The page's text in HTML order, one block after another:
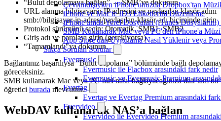
Çevrimdışıyken iPhone'unuzda Dropbox'tan
iPhone ve Mac'te ID3 Etiketlerini Düzenleme
iPhone'umda Yerel Dosyaları (iTunes Dosyalarını)
SMB Kullanarak Mac veya PC'den iPhone'a
App Store'dan Uygulama Nasıl Yüklenir veya
Sıkça Sorulan Sorular
Evermusic
Evermusic ile Flacbox arasındaki fark nedir
Evermusic ve Evermusic Premium
Evertag
Evertag ve Evertag Premium arasındaki
Evervideo
Evervideo ile Evervideo Premium
“Bulut depolamaya bağlan” → SMB’ye dokunun.
URL alanına bilgisayarın IP adresini ve paylaşılan klasör adını
smb://bilgisayar-ip-adresi/paylaşılan-klasör-adı biçiminde girin
Protokol sürümünü seçin: Otomatik, SMB1, SMB2
Giriş adı ve parolayı girin (gerekiyorsa)
“Tamamlandı"ya dokunun.
Bağlantınız başarılıysa “Bulut depolama” bölümünde bağlı
göreceksiniz.
SMB kullanarak Mac veya PC’nizi nasıl bağlayacağınıza dair tam bir
öğretici burada mevcuttur.
WebDAV kullanarak NAS’a bağlan